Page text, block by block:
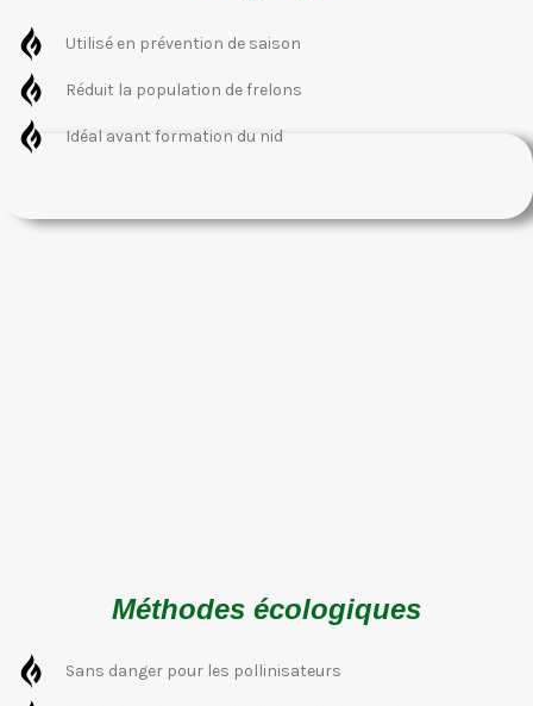
Utilisé en prévention de saison
Réduit la population de frelons
Idéal avant formation du nid
Méthodes écologiques
Sans danger pour les pollinisateurs